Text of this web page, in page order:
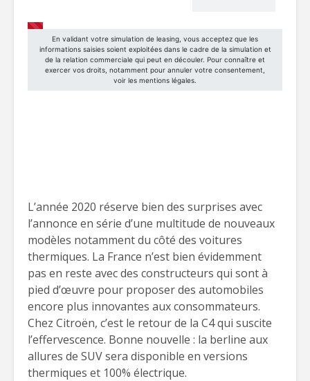
L’année 2020 réserve bien des surprises avec
l’annonce en série d’une multitude de nouveaux
modèles notamment du côté des voitures
thermiques. La France n’est bien évidemment
pas en reste avec des constructeurs qui sont à
pied d’œuvre pour proposer des automobiles
encore plus innovantes aux consommateurs.
Chez Citroën, c’est le retour de la C4 qui suscite
l’effervescence. Bonne nouvelle : la berline aux
allures de SUV sera disponible en versions
thermiques et 100% électrique.